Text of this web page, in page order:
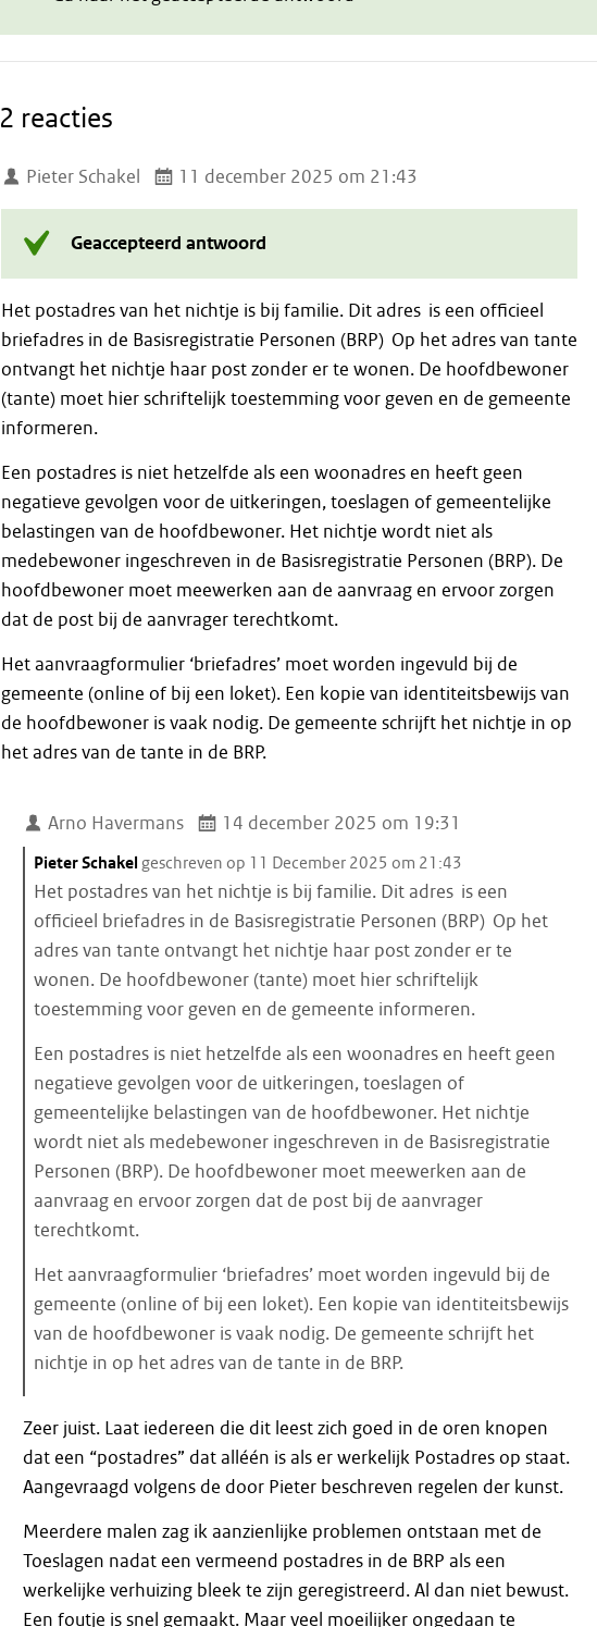
2 reacties
Pieter Schakel 11 december 2025 om 21:43
Geaccepteerd antwoord
Het postadres van het nichtje is bij familie. Dit adres is een officieel
briefadres in de Basisregistratie Personen (BRP) Op het adres van tante
ontvangt het nichtje haar post zonder er te wonen. De hoofdbewoner
(tante) moet hier schriftelijk toestemming voor geven en de gemeente
informeren.
Een postadres is niet hetzelfde als een woonadres en heeft geen
negatieve gevolgen voor de uitkeringen, toeslagen of gemeentelijke
belastingen van de hoofdbewoner. Het nichtje wordt niet als
medebewoner ingeschreven in de Basisregistratie Personen (BRP). De
hoofdbewoner moet meewerken aan de aanvraag en ervoor zorgen
dat de post bij de aanvrager terechtkomt.
Het aanvraagformulier ‘briefadres’ moet worden ingevuld bij de
gemeente (online of bij een loket). Een kopie van identiteitsbewijs van
de hoofdbewoner is vaak nodig. De gemeente schrijft het nichtje in op
het adres van de tante in de BRP.
Arno Havermans 14 december 2025 om 19:31
Citaat
starten
Pieter Schakel geschreven op 11 December 2025 om 21:43
Het postadres van het nichtje is bij familie. Dit adres is een
officieel briefadres in de Basisregistratie Personen (BRP) Op het
adres van tante ontvangt het nichtje haar post zonder er te
wonen. De hoofdbewoner (tante) moet hier schriftelijk
toestemming voor geven en de gemeente informeren.
Een postadres is niet hetzelfde als een woonadres en heeft geen
negatieve gevolgen voor de uitkeringen, toeslagen of
gemeentelijke belastingen van de hoofdbewoner. Het nichtje
wordt niet als medebewoner ingeschreven in de Basisregistratie
Personen (BRP). De hoofdbewoner moet meewerken aan de
aanvraag en ervoor zorgen dat de post bij de aanvrager
terechtkomt.
Het aanvraagformulier ‘briefadres’ moet worden ingevuld bij de
gemeente (online of bij een loket). Een kopie van identiteitsbewijs
van de hoofdbewoner is vaak nodig. De gemeente schrijft het
nichtje in op het adres van de tante in de BRP.
citaat
Zeer juist. Laat iedereen die dit leest zich goed in de oren knopen
dat een “postadres” dat alléén is als er werkelijk Postadres op staat.
Aangevraagd volgens de door Pieter beschreven regelen der kunst.
Meerdere malen zag ik aanzienlijke problemen ontstaan met de
Toeslagen nadat een vermeend postadres in de BRP als een
werkelijke verhuizing bleek te zijn geregistreerd. Al dan niet bewust.
Een foutje is snel gemaakt. Maar veel moeilijker ongedaan te